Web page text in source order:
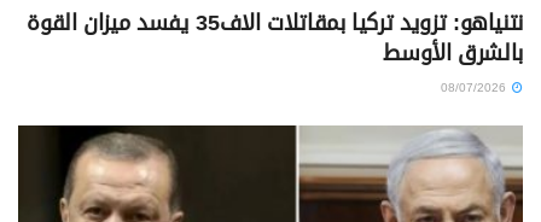
نتنياهو: تزويد تركيا بمقاتلات الاف35 يفسد ميزان القوة
بالشرق الأوسط